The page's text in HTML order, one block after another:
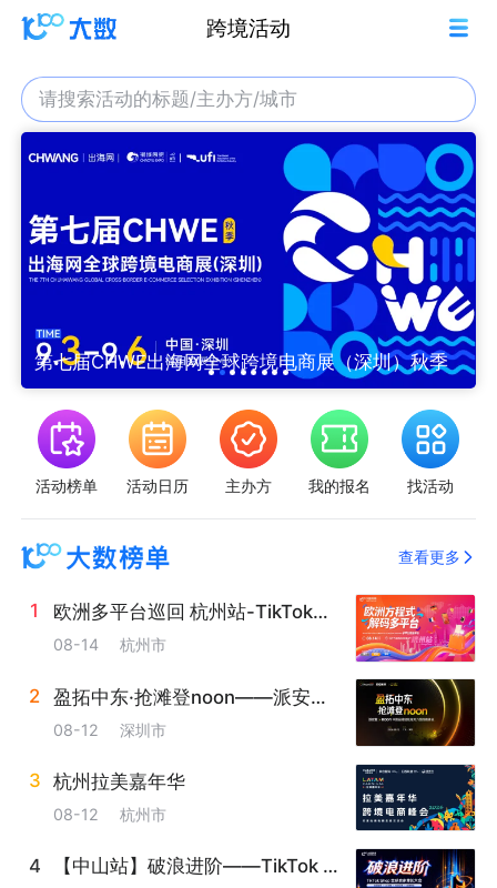
跨境活动
请搜索活动的标题/主办方/城市
第七届CHWE出海网全球跨境电商展（深圳）秋季
活动榜单 活动日历 主办方 我的报名 找活动
查看更多
1 欧洲多平台巡回 杭州站-TikTok&Otto&About You&allegro&manomano
08-14 杭州市
2 盈拓中东·抢滩登noon——派安盈 x noon 中国品牌启航海湾六国招商峰会
08-12 深圳市
3 杭州拉美嘉年华
08-12 杭州市
4 【中山站】破浪进阶——TikTok Shop全球卖家增长大会---十城巡回